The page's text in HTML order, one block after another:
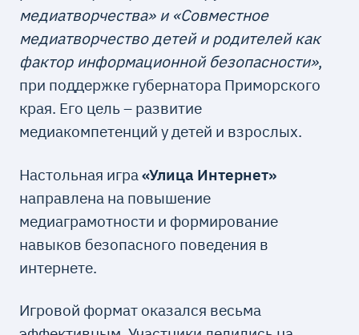
медиатворчества» и «Совместное
медиатворчество детей и родителей как
фактор информационной безопасности»,
при поддержке губернатора Приморского
края. Его цель – развитие
медиакомпетенций у детей и взрослых.
Настольная игра«Улица Интернет»
направлена на повышение
медиаграмотности и формирование
навыков безопасного поведения в
интернете.
Игровой формат оказался весьма